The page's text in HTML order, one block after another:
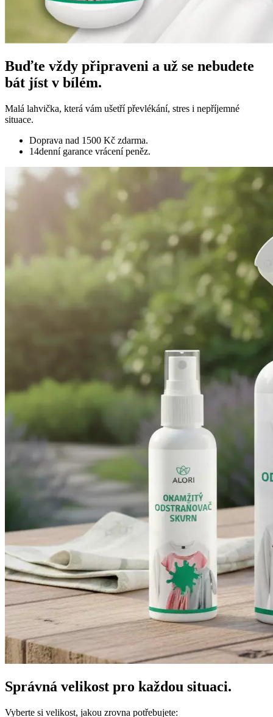
Buďte vždy připraveni a už se nebudete
bát jíst v bílém.
Malá lahvička, která vám ušetří převlékání, stres i nepříjemné
situace.
Doprava nad 1500 Kč zdarma.
14denní garance vrácení peněz.
Správná velikost pro každou situaci.
Vyberte si velikost, jakou zrovna potřebujete: